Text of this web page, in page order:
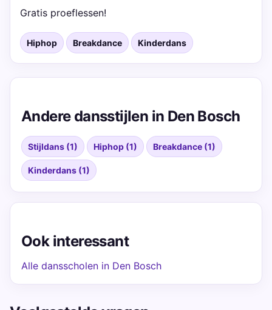
Gratis proeflessen!
Hiphop Breakdance Kinderdans
Andere dansstijlen in Den Bosch
Stijldans (1) Hiphop (1) Breakdance (1)
Kinderdans (1)
Ook interessant
Alle dansscholen in Den Bosch